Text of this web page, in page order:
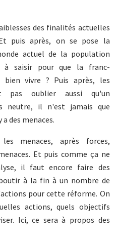
des finalités actuelles
puis après, on se pose la
actuel de la population
à saisir pour que la franc-
bien vivre ? Puis après, les
oublier aussi qu'un
neutre, il n'est jamais que
des menaces.
menaces, après forces,
Et puis comme ça ne
il faut encore faire des
à la fin à un nombre de
pour cette réforme. On
actions, quels objectifs
Ici, ce sera à propos des